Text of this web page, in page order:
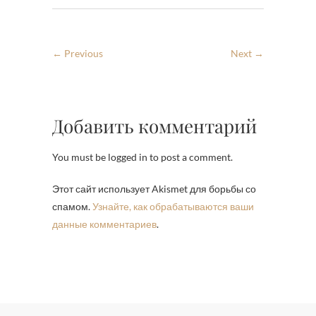
← Previous Next →
Добавить комментарий
You must be logged in to post a comment.
Этот сайт использует Akismet для борьбы со
спамом.Узнайте, как обрабатываются ваши
данные комментариев.